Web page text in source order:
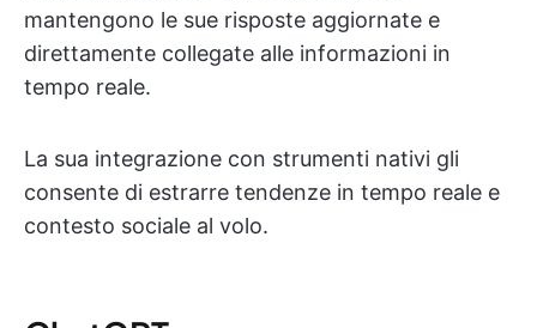
mantengono le sue risposte aggiornate e
direttamente collegate alle informazioni in
tempo reale.
La sua integrazione con strumenti nativi gli
consente di estrarre tendenze in tempo reale e
contesto sociale al volo.